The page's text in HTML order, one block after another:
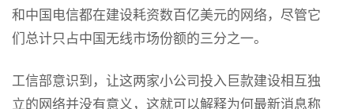
和中国电信都在建设耗资数百亿美元的网络，尽管它
们总计只占中国无线市场份额的三分之一。
工信部意识到，让这两家小公司投入巨款建设相互独
立的网络并没有意义，这就可以解释为何最新消息称